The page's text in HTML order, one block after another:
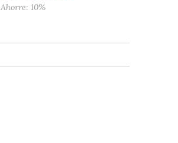
Ahorre: 10%